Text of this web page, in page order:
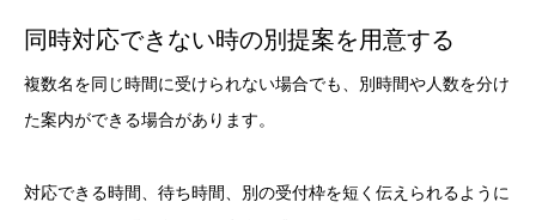
同時対応できない時の別提案を用意する
複数名を同じ時間に受けられない場合でも、別時間や人数を分け
た案内ができる場合があります。
対応できる時間、待ち時間、別の受付枠を短く伝えられるように